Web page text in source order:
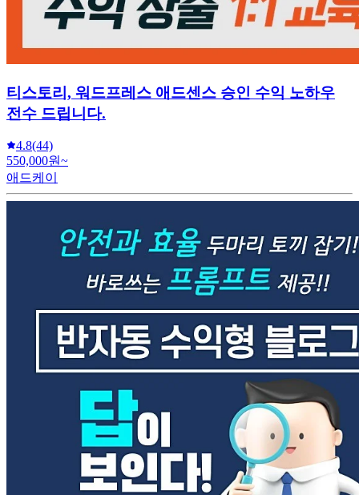
티스토리, 워드프레스 애드센스 승인 수익 노하우
전수 드립니다.
4.8(44)
550,000원~
애드케이